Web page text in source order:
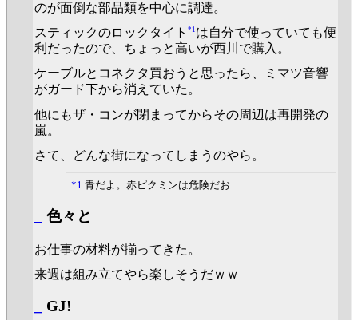
のが面倒な部品類を中心に調達。
スティックのロックタイト *1 は自分で使っていても便
利だったので、ちょっと高いが西川で購入。
ケーブルとコネクタ買おうと思ったら、ミマツ音響
がガード下から消えていた。
他にもザ・コンが閉まってからその周辺は再開発の
嵐。
さて、どんな街になってしまうのやら。
*1 青だよ。赤ピクミンは危険だお
色々と
お仕事の材料が揃ってきた。
来週は組み立てやら楽しそうだｗｗ
GJ!